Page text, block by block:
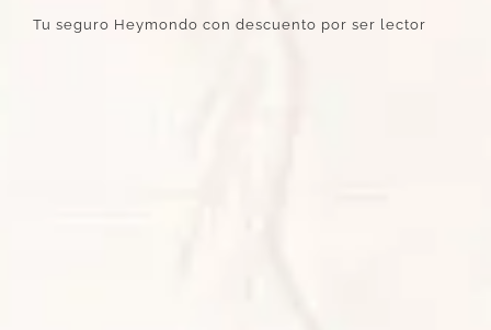
Tu seguro Heymondo con descuento por ser lector